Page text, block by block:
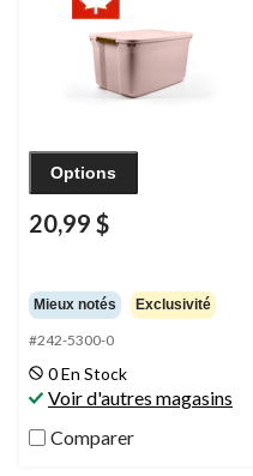
Options
20,99 $
Mieux notés Exclusivité
#242-5300-0
0 En Stock
Voir d'autres magasins
Comparer